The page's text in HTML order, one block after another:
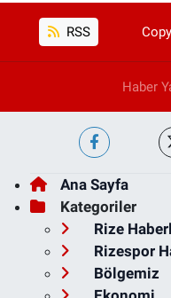
RSS
Haber
Ana Sayfa
Kategoriler
Rize
Rizespor
Bölgemiz